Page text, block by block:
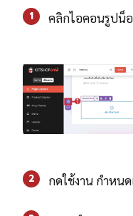
1 คลิกไอคอนรูปน็
2 กดใช้งาน กำหน